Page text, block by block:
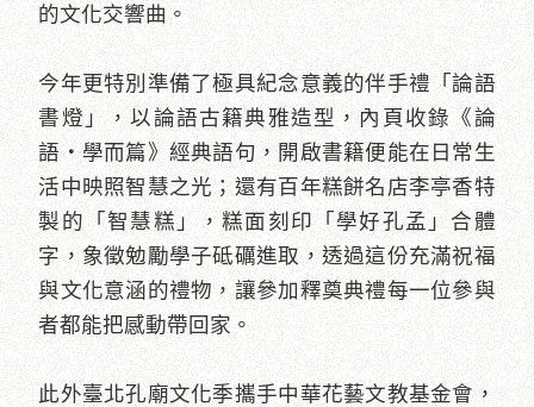
的文化交響曲。
今年更特別準備了極具紀念意義的伴手禮「論語
書燈」，以論語古籍典雅造型，內頁收錄《論
語‧學而篇》經典語句，開啟書籍便能在日常生
活中映照智慧之光；還有百年糕餅名店李亭香特
製的「智慧糕」，糕面刻印「學好孔孟」合體
字，象徵勉勵學子砥礪進取，透過這份充滿祝福
與文化意涵的禮物，讓參加釋奠典禮每一位參與
者都能把感動帶回家。
此外臺北孔廟文化季攜手中華花藝文教基金會，